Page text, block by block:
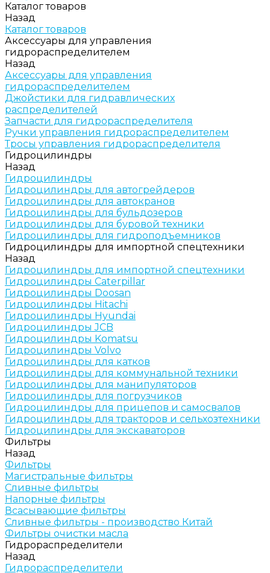
Каталог товаров
Назад
Каталог товаров
Аксессуары для управления
гидрораспределителем
Назад
Аксессуары для управления
гидрораспределителем
Джойстики для гидравлических
распределителей
Запчасти для гидрораспределителя
Ручки управления гидрораспределителем
Тросы управления гидрораспределителя
Гидроцилиндры
Назад
Гидроцилиндры
Гидроцилиндры для автогрейдеров
Гидроцилиндры для автокранов
Гидроцилиндры для бульдозеров
Гидроцилиндры для буровой техники
Гидроцилиндры для гидроподъемников
Гидроцилиндры для импортной спецтехники
Назад
Гидроцилиндры для импортной спецтехники
Гидроцилиндры Caterpillar
Гидроцилиндры Doosan
Гидроцилиндры Hitachi
Гидроцилиндры Hyundai
Гидроцилиндры JCB
Гидроцилиндры Komatsu
Гидроцилиндры Volvo
Гидроцилиндры для катков
Гидроцилиндры для коммунальной техники
Гидроцилиндры для манипуляторов
Гидроцилиндры для погрузчиков
Гидроцилиндры для прицепов и самосвалов
Гидроцилиндры для тракторов и сельхозтехники
Гидроцилиндры для экскаваторов
Фильтры
Назад
Фильтры
Магистральные фильтры
Сливные фильтры
Напорные фильтры
Всасывающие фильтры
Сливные фильтры - производство Китай
Фильтры очистки масла
Гидрораспределители
Назад
Гидрораспределители